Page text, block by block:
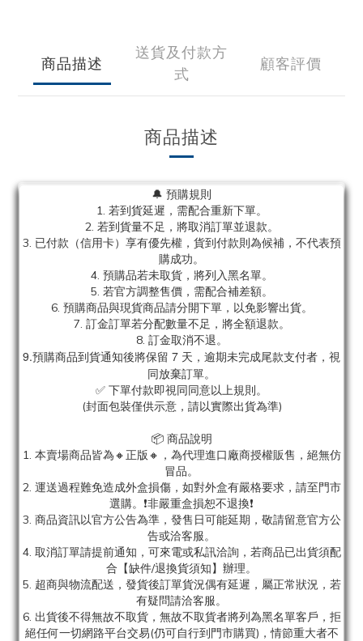
商品描述
送貨及付款方
式
顧客評價
商品描述
🔔 預購規則
1. 若到貨延遲，需配合重新下單。
2. 若到貨量不足，將取消訂單並退款。
3. 已付款（信用卡）享有優先權，貨到付款則為候補，不代表預
購成功。
4. 預購品若未取貨，將列入黑名單。
5. 若官方調整售價，需配合補差額。
6. 預購商品與現貨商品請分開下單，以免影響出貨。
7. 訂金訂單若分配數量不足，將全額退款。
8. 訂金取消不退。
9.預購商品到貨通知後將保留 7 天，逾期未完成尾款支付者，視
同放棄訂單。
✅ 下單付款即視同同意以上規則。
(封面包裝僅供示意，請以實際出貨為準)
📦 商品說明
1. 本賣場商品皆為🔸正版🔸，為代理進口廠商授權販售，絕無仿
冒品。
2. 運送過程難免造成外盒損傷，如對外盒有嚴格要求，請至門市
選購。❗非嚴重盒損恕不退換❗
3. 商品資訊以官方公告為準，發售日可能延期，敬請留意官方公
告或洽客服。
4. 取消訂單請提前通知，可來電或私訊洽詢，若商品已出貨須配
合【缺件/退換貨須知】辦理。
5. 超商與物流配送，發貨後訂單貨況偶有延遲，屬正常狀況，若
有疑問請洽客服。
6. 出貨後不得無故不取貨，無故不取貨者將列為黑名單客戶，拒
絕任何一切網路平台交易(仍可自行到門市購買)，情節重大者不